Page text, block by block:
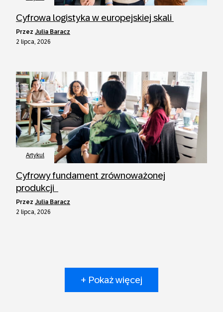
Cyfrowa logistyka w europejskiej skali
przez Julia Baracz
2 lipca, 2026
Artykul
Cyfrowy fundament zrównoważonej
produkcji
przez Julia Baracz
2 lipca, 2026
+ Pokaż więcej